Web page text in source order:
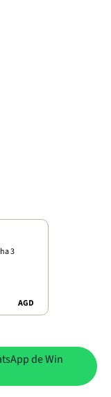
3
AGD
de Win